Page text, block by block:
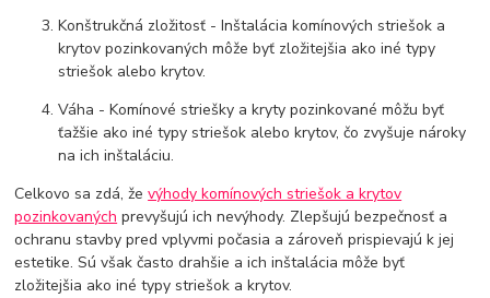
Konštrukčná zložitosť - Inštalácia komínových striešok a
krytov pozinkovaných môže byť zložitejšia ako iné typy
striešok alebo krytov.
Váha - Komínové striešky a kryty pozinkované môžu byť
ťažšie ako iné typy striešok alebo krytov, čo zvyšuje nároky
na ich inštaláciu.
Celkovo sa zdá, ževýhody komínových striešok a krytov
pozinkovaných prevyšujú ich nevýhody. Zlepšujú bezpečnosť a
ochranu stavby pred vplyvmi počasia a zároveň prispievajú k jej
estetike. Sú však často drahšie a ich inštalácia môže byť
zložitejšia ako iné typy striešok a krytov.